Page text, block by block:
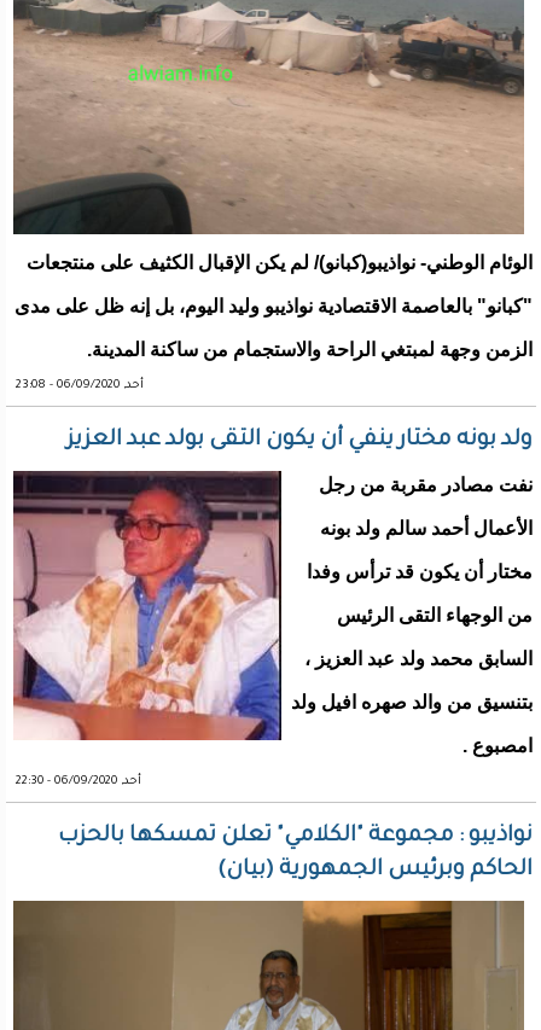
الوئام الوطني- نواذيبو(كبانو)/ لم يكن الإقبال الكثيف على منتجعات
"كبانو" بالعاصمة الاقتصادية نواذيبو وليد اليوم، بل إنه ظل على مدى
الزمن وجهة لمبتغي الراحة والاستجمام من ساكنة المدينة.
أحد, 06/09/2020 - 23:08
ولد بونه مختار ينفي أن يكون التقى بولد عبد العزيز
نفت مصادر مقربة من رجل
الأعمال أحمد سالم ولد بونه
مختار أن يكون قد ترأس وفدا
من الوجهاء التقى الرئيس
السابق محمد ولد عبد العزيز ،
بتنسيق من والد صهره افيل ولد
امصبوع .
أحد, 06/09/2020 - 22:30
نواذيبو : مجموعة "الكلامي" تعلن تمسكها بالحزب
الحاكم وبرئيس الجمهورية (بيان)